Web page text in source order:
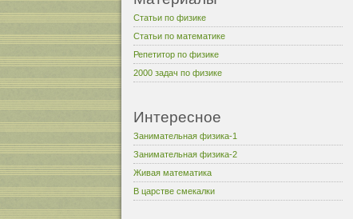
Статьи по физике
Статьи по математике
Репетитор по физике
2000 задач по физике
Интересное
Занимательная физика-1
Занимательная физика-2
Живая математика
В царстве смекалки